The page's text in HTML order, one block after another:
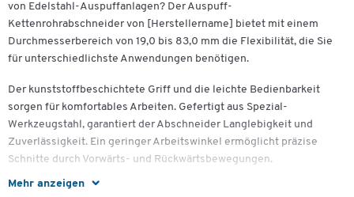
Mehr anzeigen
von Edelstahl-Auspuffanlagen? Der Auspuff-
Kettenrohrabschneider von [Herstellername] bietet mit einem
Durchmesserbereich von 19,0 bis 83,0 mm die Flexibilität, die Sie
für unterschiedlichste Anwendungen benötigen.
Der kunststoffbeschichtete Griff und die leichte Bedienbarkeit
sorgen für komfortables Arbeiten. Gefertigt aus Spezial-
Werkzeugstahl, garantiert der Abschneider Langlebigkeit und
Zuverlässigkeit. Ein geringer Arbeitswinkel ermöglicht präzise
Schnitte durch Vorwärts- und Rückwärtsbewegungen.
Wichtige Details: